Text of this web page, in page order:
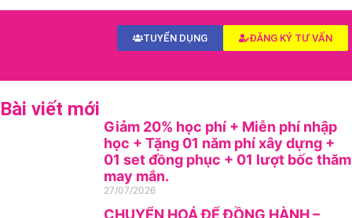
ĐĂNG KÝ TƯ VẤN
TUYỂN DỤNG
Bài viết mới
Giảm 20% học phí + Miễn phí nhập
học + Tặng 01 năm phí xây dựng +
01 set đồng phục + 01 lượt bốc thăm
may mắn.
27/07/2026
CHUYỂN HOÁ ĐỂ ĐỒNG HÀNH –